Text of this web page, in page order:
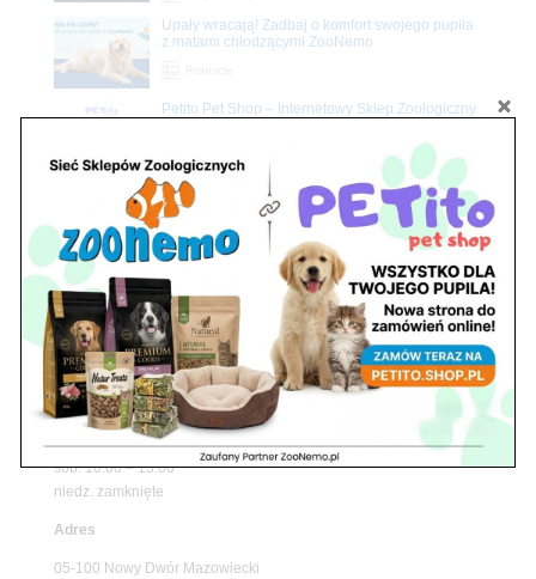
Upały wracają! Zadbaj o komfort swojego pupila
z matami chłodzącymi ZooNemo
Petito Pet Shop – Internetowy Sklep Zoologiczny
Znajdź nas
Adres
05-120 Legionowo
ul. Piłsudskiego 31,
pawilon 134
tel./fax. 22 784 71 96
Godziny pracy
pon. – piąt. 10.00 – 19.00
sob. 10.00 – 15.00
niedz. zamknięte
Adres
05-100 Nowy Dwór Mazowiecki